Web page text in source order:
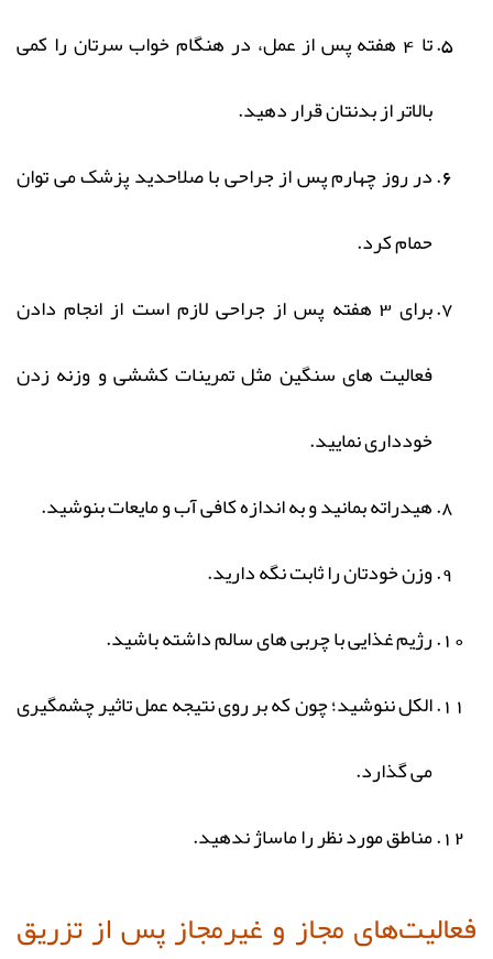
تا 4 هفته پس از عمل، در هنگام خواب سرتان را کمی
بالاتر از بدنتان قرار دهید.
در روز چهارم پس از جراحی با صلاحدید پزشک می توان
حمام کرد.
برای 3 هفته پس از جراحی لازم است از انجام دادن
فعالیت های سنگین مثل تمرینات کششی و وزنه زدن
خودداری نمایید.
هیدراته بمانید و به اندازه کافی آب و مایعات بنوشید.
وزن خودتان را ثابت نگه دارید.
رژیم غذایی با چربی های سالم داشته باشید.
الکل ننوشید؛ چون که بر روی نتیجه عمل تاثیر چشمگیری
می گذارد.
مناطق مورد نظر را ماساژ ندهید.
فعالیت‌های مجاز و غیرمجاز پس از تزریق